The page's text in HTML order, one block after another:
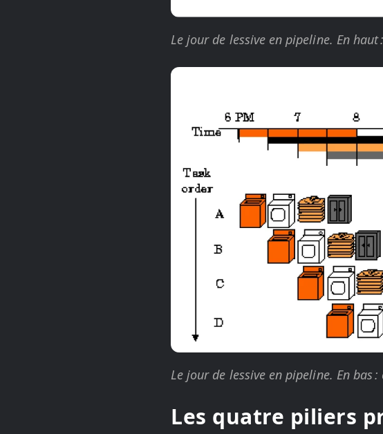
Le jour de lessive en pipeline. En haut
Le jour de lessive en pipeline. En bas
Les quatre piliers